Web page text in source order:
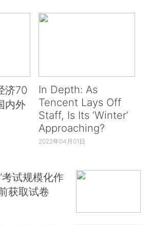
济70
内外
In Depth: As
Tencent Lays Off
Staff, Is Its ‘Winter’
Approaching?
2022年04月01日
考试规模化作
获取试卷